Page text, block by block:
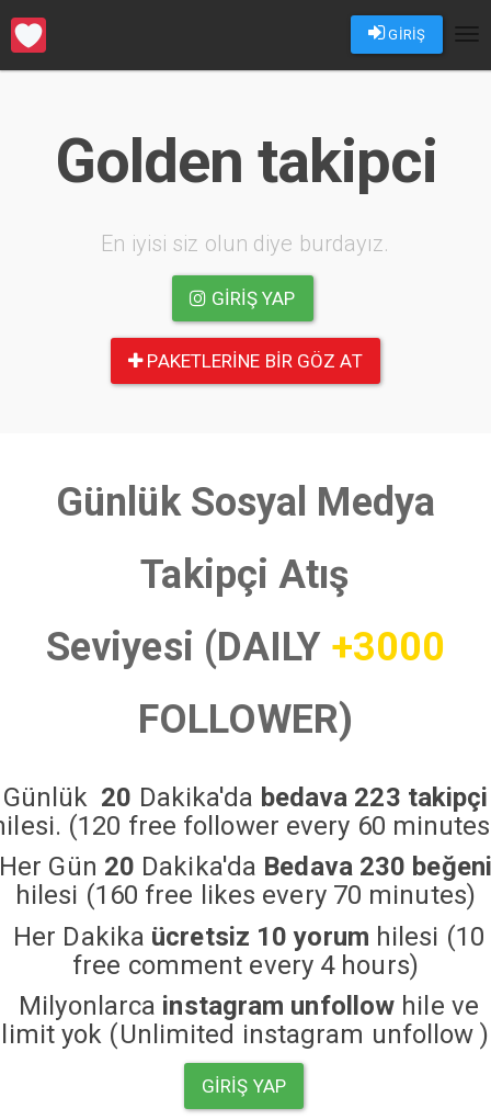
GİRİŞ
Golden takipci
En iyisi siz olun diye burdayız.
GIRIŞ YAP
PAKETLERINE BIR GÖZ AT
Günlük Sosyal Medya
Takipçi Atış
Seviyesi (DAILY +3000
FOLLOWER)
Günlük 20 Dakika'da bedava 223 takipçi
(120 free follower every 60
Her Gün 20 Dakika'da Bedava 230 beğeni
hilesi (160 free likes every 70 minutes)
Her Dakika ücretsiz 10 yorum hilesi (10
free comment every 4 hours)
Milyonlarca instagram unfollow hile ve
limit yok (Unlimited instagram unfollow )
GIRIŞ YAP